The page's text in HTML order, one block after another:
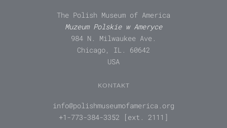
The Polish Museum of America
Muzeum Polskie w Ameryce
984 N. Milwaukee Ave.
Chicago, IL. 60642
USA
KONTAKT
info@polishmuseumofamerica.org
+1-773-384-3352 [ext. 2111]